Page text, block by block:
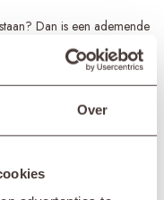
Over
Dan is een ademende
niet kan ademen, kan er
blijven hangen, waardoor
Daarbij zijn ze voorzien
frisse lucht bij